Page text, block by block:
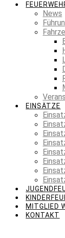
News
EINSÄTZE
MITGLIED
KONTAKT